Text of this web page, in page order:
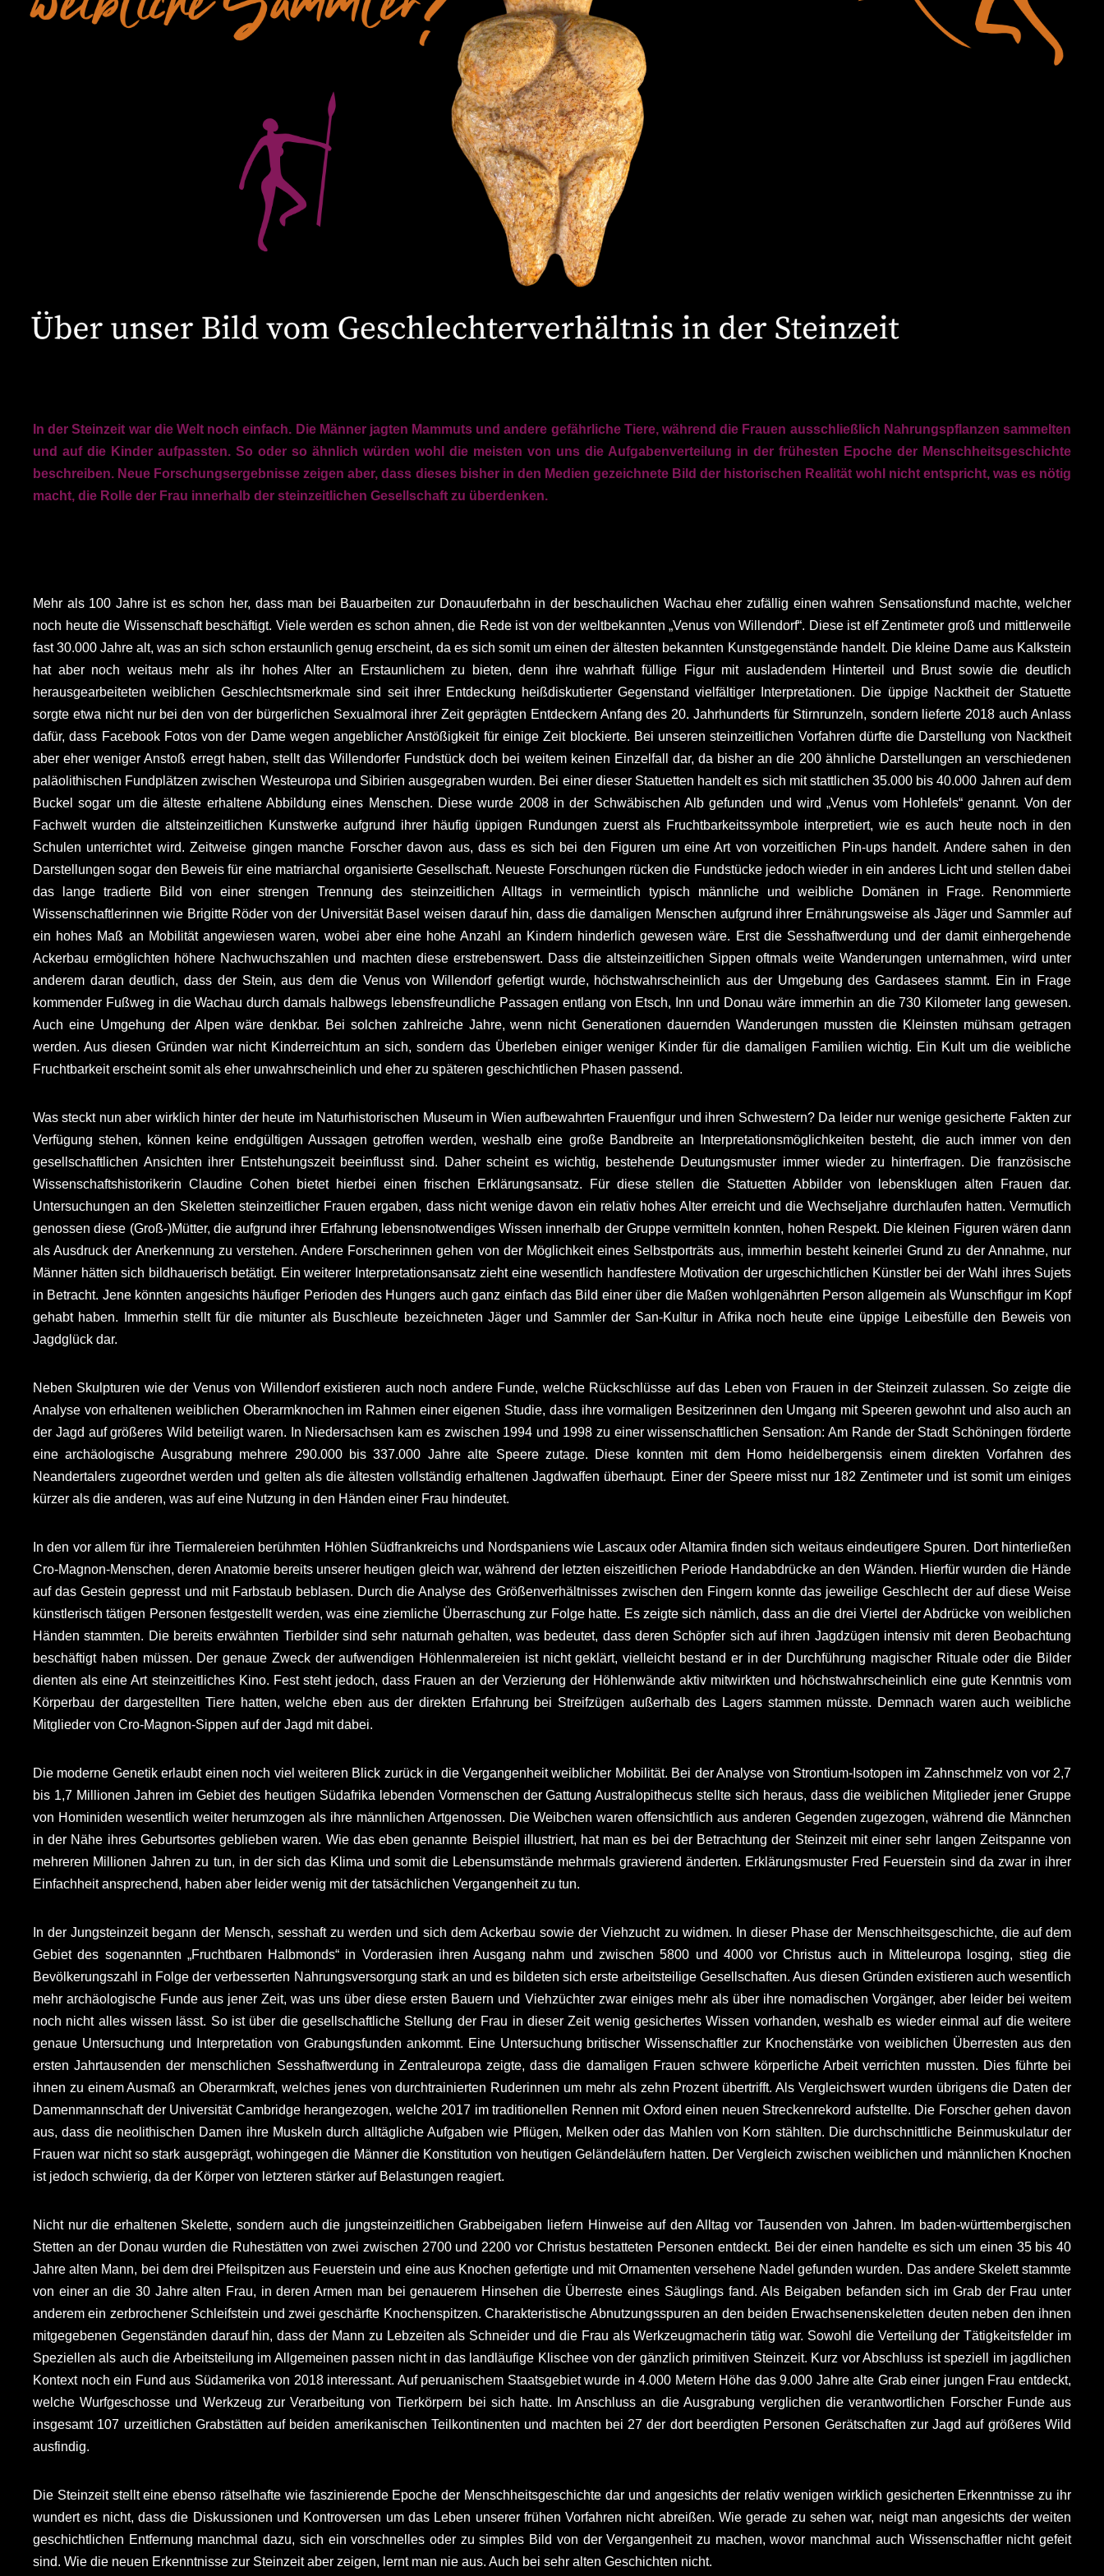
In der Steinzeit war die Welt noch einfach. Die Männer jagten Mammuts und andere gefährliche Tiere, während die Frauen ausschließlich Nahrungspflanzen sammelten
und auf die Kinder aufpassten. So oder so ähnlich würden wohl die meisten von uns die Aufgabenverteilung in der frühesten Epoche der Menschheitsgeschichte
beschreiben. Neue Forschungsergebnisse zeigen aber, dass dieses bisher in den Medien gezeichnete Bild der historischen Realität wohl nicht entspricht, was es nötig
macht, die Rolle der Frau innerhalb der steinzeitlichen Gesellschaft zu überdenken.
Mehr als 100 Jahre ist es schon her, dass man bei Bauarbeiten zur Donauuferbahn in der beschaulichen Wachau eher zufällig einen wahren Sensationsfund machte, welcher
noch heute die Wissenschaft beschäftigt. Viele werden es schon ahnen, die Rede ist von der weltbekannten „Venus von Willendorf“. Diese ist elf Zentimeter groß und mittlerweile
fast 30.000 Jahre alt, was an sich schon erstaunlich genug erscheint, da es sich somit um einen der ältesten bekannten Kunstgegenstände handelt. Die kleine Dame aus Kalkstein
hat aber noch weitaus mehr als ihr hohes Alter an Erstaunlichem zu bieten, denn ihre wahrhaft füllige Figur mit ausladendem Hinterteil und Brust sowie die deutlich
herausgearbeiteten weiblichen Geschlechtsmerkmale sind seit ihrer Entdeckung heißdiskutierter Gegenstand vielfältiger Interpretationen. Die üppige Nacktheit der Statuette
sorgte etwa nicht nur bei den von der bürgerlichen Sexualmoral ihrer Zeit geprägten Entdeckern Anfang des 20. Jahrhunderts für Stirnrunzeln, sondern lieferte 2018 auch Anlass
dafür, dass Facebook Fotos von der Dame wegen angeblicher Anstößigkeit für einige Zeit blockierte. Bei unseren steinzeitlichen Vorfahren dürfte die Darstellung von Nacktheit
aber eher weniger Anstoß erregt haben, stellt das Willendorfer Fundstück doch bei weitem keinen Einzelfall dar, da bisher an die 200 ähnliche Darstellungen an verschiedenen
paläolithischen Fundplätzen zwischen Westeuropa und Sibirien ausgegraben wurden. Bei einer dieser Statuetten handelt es sich mit stattlichen 35.000 bis 40.000 Jahren auf dem
Buckel sogar um die älteste erhaltene Abbildung eines Menschen. Diese wurde 2008 in der Schwäbischen Alb gefunden und wird „Venus vom Hohlefels“ genannt. Von der
Fachwelt wurden die altsteinzeitlichen Kunstwerke aufgrund ihrer häufig üppigen Rundungen zuerst als Fruchtbarkeitssymbole interpretiert, wie es auch heute noch in den
Schulen unterrichtet wird. Zeitweise gingen manche Forscher davon aus, dass es sich bei den Figuren um eine Art von vorzeitlichen Pin-ups handelt. Andere sahen in den
Darstellungen sogar den Beweis für eine matriarchal organisierte Gesellschaft. Neueste Forschungen rücken die Fundstücke jedoch wieder in ein anderes Licht und stellen dabei
das lange tradierte Bild von einer strengen Trennung des steinzeitlichen Alltags in vermeintlich typisch männliche und weibliche Domänen in Frage. Renommierte
Wissenschaftlerinnen wie Brigitte Röder von der Universität Basel weisen darauf hin, dass die damaligen Menschen aufgrund ihrer Ernährungsweise als Jäger und Sammler auf
ein hohes Maß an Mobilität angewiesen waren, wobei aber eine hohe Anzahl an Kindern hinderlich gewesen wäre. Erst die Sesshaftwerdung und der damit einhergehende
Ackerbau ermöglichten höhere Nachwuchszahlen und machten diese erstrebenswert. Dass die altsteinzeitlichen Sippen oftmals weite Wanderungen unternahmen, wird unter
anderem daran deutlich, dass der Stein, aus dem die Venus von Willendorf gefertigt wurde, höchstwahrscheinlich aus der Umgebung des Gardasees stammt. Ein in Frage
kommender Fußweg in die Wachau durch damals halbwegs lebensfreundliche Passagen entlang von Etsch, Inn und Donau wäre immerhin an die 730 Kilometer lang gewesen.
Auch eine Umgehung der Alpen wäre denkbar. Bei solchen zahlreiche Jahre, wenn nicht Generationen dauernden Wanderungen mussten die Kleinsten mühsam getragen
werden. Aus diesen Gründen war nicht Kinderreichtum an sich, sondern das Überleben einiger weniger Kinder für die damaligen Familien wichtig. Ein Kult um die weibliche
Fruchtbarkeit erscheint somit als eher unwahrscheinlich und eher zu späteren geschichtlichen Phasen passend.
Was steckt nun aber wirklich hinter der heute im Naturhistorischen Museum in Wien aufbewahrten Frauenfigur und ihren Schwestern? Da leider nur wenige gesicherte Fakten zur
Verfügung stehen, können keine endgültigen Aussagen getroffen werden, weshalb eine große Bandbreite an Interpretationsmöglichkeiten besteht, die auch immer von den
gesellschaftlichen Ansichten ihrer Entstehungszeit beeinflusst sind. Daher scheint es wichtig, bestehende Deutungsmuster immer wieder zu hinterfragen. Die französische
Wissenschaftshistorikerin Claudine Cohen bietet hierbei einen frischen Erklärungsansatz. Für diese stellen die Statuetten Abbilder von lebensklugen alten Frauen dar.
Untersuchungen an den Skeletten steinzeitlicher Frauen ergaben, dass nicht wenige davon ein relativ hohes Alter erreicht und die Wechseljahre durchlaufen hatten. Vermutlich
genossen diese (Groß-)Mütter, die aufgrund ihrer Erfahrung lebensnotwendiges Wissen innerhalb der Gruppe vermitteln konnten, hohen Respekt. Die kleinen Figuren wären dann
als Ausdruck der Anerkennung zu verstehen. Andere Forscherinnen gehen von der Möglichkeit eines Selbstporträts aus, immerhin besteht keinerlei Grund zu der Annahme, nur
Männer hätten sich bildhauerisch betätigt. Ein weiterer Interpretationsansatz zieht eine wesentlich handfestere Motivation der urgeschichtlichen Künstler bei der Wahl ihres Sujets
in Betracht. Jene könnten angesichts häufiger Perioden des Hungers auch ganz einfach das Bild einer über die Maßen wohlgenährten Person allgemein als Wunschfigur im Kopf
gehabt haben. Immerhin stellt für die mitunter als Buschleute bezeichneten Jäger und Sammler der San-Kultur in Afrika noch heute eine üppige Leibesfülle den Beweis von
Jagdglück dar.
Neben Skulpturen wie der Venus von Willendorf existieren auch noch andere Funde, welche Rückschlüsse auf das Leben von Frauen in der Steinzeit zulassen. So zeigte die
Analyse von erhaltenen weiblichen Oberarmknochen im Rahmen einer eigenen Studie, dass ihre vormaligen Besitzerinnen den Umgang mit Speeren gewohnt und also auch an
der Jagd auf größeres Wild beteiligt waren. In Niedersachsen kam es zwischen 1994 und 1998 zu einer wissenschaftlichen Sensation: Am Rande der Stadt Schöningen förderte
eine archäologische Ausgrabung mehrere 290.000 bis 337.000 Jahre alte Speere zutage. Diese konnten mit dem Homo heidelbergensis einem direkten Vorfahren des
Neandertalers zugeordnet werden und gelten als die ältesten vollständig erhaltenen Jagdwaffen überhaupt. Einer der Speere misst nur 182 Zentimeter und ist somit um einiges
kürzer als die anderen, was auf eine Nutzung in den Händen einer Frau hindeutet.
In den vor allem für ihre Tiermalereien berühmten Höhlen Südfrankreichs und Nordspaniens wie Lascaux oder Altamira finden sich weitaus eindeutigere Spuren. Dort hinterließen
Cro-Magnon-Menschen, deren Anatomie bereits unserer heutigen gleich war, während der letzten eiszeitlichen Periode Handabdrücke an den Wänden. Hierfür wurden die Hände
auf das Gestein gepresst und mit Farbstaub beblasen. Durch die Analyse des Größenverhältnisses zwischen den Fingern konnte das jeweilige Geschlecht der auf diese Weise
künstlerisch tätigen Personen festgestellt werden, was eine ziemliche Überraschung zur Folge hatte. Es zeigte sich nämlich, dass an die drei Viertel der Abdrücke von weiblichen
Händen stammten. Die bereits erwähnten Tierbilder sind sehr naturnah gehalten, was bedeutet, dass deren Schöpfer sich auf ihren Jagdzügen intensiv mit deren Beobachtung
beschäftigt haben müssen. Der genaue Zweck der aufwendigen Höhlenmalereien ist nicht geklärt, vielleicht bestand er in der Durchführung magischer Rituale oder die Bilder
dienten als eine Art steinzeitliches Kino. Fest steht jedoch, dass Frauen an der Verzierung der Höhlenwände aktiv mitwirkten und höchstwahrscheinlich eine gute Kenntnis vom
Körperbau der dargestellten Tiere hatten, welche eben aus der direkten Erfahrung bei Streifzügen außerhalb des Lagers stammen müsste. Demnach waren auch weibliche
Mitglieder von Cro-Magnon-Sippen auf der Jagd mit dabei.
Die moderne Genetik erlaubt einen noch viel weiteren Blick zurück in die Vergangenheit weiblicher Mobilität. Bei der Analyse von Strontium-Isotopen im Zahnschmelz von vor 2,7
bis 1,7 Millionen Jahren im Gebiet des heutigen Südafrika lebenden Vormenschen der Gattung Australopithecus stellte sich heraus, dass die weiblichen Mitglieder jener Gruppe
von Hominiden wesentlich weiter herumzogen als ihre männlichen Artgenossen. Die Weibchen waren offensichtlich aus anderen Gegenden zugezogen, während die Männchen
in der Nähe ihres Geburtsortes geblieben waren. Wie das eben genannte Beispiel illustriert, hat man es bei der Betrachtung der Steinzeit mit einer sehr langen Zeitspanne von
mehreren Millionen Jahren zu tun, in der sich das Klima und somit die Lebensumstände mehrmals gravierend änderten. Erklärungsmuster Fred Feuerstein sind da zwar in ihrer
Einfachheit ansprechend, haben aber leider wenig mit der tatsächlichen Vergangenheit zu tun.
In der Jungsteinzeit begann der Mensch, sesshaft zu werden und sich dem Ackerbau sowie der Viehzucht zu widmen. In dieser Phase der Menschheitsgeschichte, die auf dem
Gebiet des sogenannten „Fruchtbaren Halbmonds“ in Vorderasien ihren Ausgang nahm und zwischen 5800 und 4000 vor Christus auch in Mitteleuropa losging, stieg die
Bevölkerungszahl in Folge der verbesserten Nahrungsversorgung stark an und es bildeten sich erste arbeitsteilige Gesellschaften. Aus diesen Gründen existieren auch wesentlich
mehr archäologische Funde aus jener Zeit, was uns über diese ersten Bauern und Viehzüchter zwar einiges mehr als über ihre nomadischen Vorgänger, aber leider bei weitem
noch nicht alles wissen lässt. So ist über die gesellschaftliche Stellung der Frau in dieser Zeit wenig gesichertes Wissen vorhanden, weshalb es wieder einmal auf die weitere
genaue Untersuchung und Interpretation von Grabungsfunden ankommt. Eine Untersuchung britischer Wissenschaftler zur Knochenstärke von weiblichen Überresten aus den
ersten Jahrtausenden der menschlichen Sesshaftwerdung in Zentraleuropa zeigte, dass die damaligen Frauen schwere körperliche Arbeit verrichten mussten. Dies führte bei
ihnen zu einem Ausmaß an Oberarmkraft, welches jenes von durchtrainierten Ruderinnen um mehr als zehn Prozent übertrifft. Als Vergleichswert wurden übrigens die Daten der
Damenmannschaft der Universität Cambridge herangezogen, welche 2017 im traditionellen Rennen mit Oxford einen neuen Streckenrekord aufstellte. Die Forscher gehen davon
aus, dass die neolithischen Damen ihre Muskeln durch alltägliche Aufgaben wie Pflügen, Melken oder das Mahlen von Korn stählten. Die durchschnittliche Beinmuskulatur der
Frauen war nicht so stark ausgeprägt, wohingegen die Männer die Konstitution von heutigen Geländeläufern hatten. Der Vergleich zwischen weiblichen und männlichen Knochen
ist jedoch schwierig, da der Körper von letzteren stärker auf Belastungen reagiert.
Nicht nur die erhaltenen Skelette, sondern auch die jungsteinzeitlichen Grabbeigaben liefern Hinweise auf den Alltag vor Tausenden von Jahren. Im baden-württembergischen
Stetten an der Donau wurden die Ruhestätten von zwei zwischen 2700 und 2200 vor Christus bestatteten Personen entdeckt. Bei der einen handelte es sich um einen 35 bis 40
Jahre alten Mann, bei dem drei Pfeilspitzen aus Feuerstein und eine aus Knochen gefertigte und mit Ornamenten versehene Nadel gefunden wurden. Das andere Skelett stammte
von einer an die 30 Jahre alten Frau, in deren Armen man bei genauerem Hinsehen die Überreste eines Säuglings fand. Als Beigaben befanden sich im Grab der Frau unter
anderem ein zerbrochener Schleifstein und zwei geschärfte Knochenspitzen. Charakteristische Abnutzungsspuren an den beiden Erwachsenenskeletten deuten neben den ihnen
mitgegebenen Gegenständen darauf hin, dass der Mann zu Lebzeiten als Schneider und die Frau als Werkzeugmacherin tätig war. Sowohl die Verteilung der Tätigkeitsfelder im
Speziellen als auch die Arbeitsteilung im Allgemeinen passen nicht in das landläufige Klischee von der gänzlich primitiven Steinzeit. Kurz vor Abschluss ist speziell im jagdlichen
Kontext noch ein Fund aus Südamerika von 2018 interessant. Auf peruanischem Staatsgebiet wurde in 4.000 Metern Höhe das 9.000 Jahre alte Grab einer jungen Frau entdeckt,
welche Wurfgeschosse und Werkzeug zur Verarbeitung von Tierkörpern bei sich hatte. Im Anschluss an die Ausgrabung verglichen die verantwortlichen Forscher Funde aus
insgesamt 107 urzeitlichen Grabstätten auf beiden amerikanischen Teilkontinenten und machten bei 27 der dort beerdigten Personen Gerätschaften zur Jagd auf größeres Wild
ausfindig.
Die Steinzeit stellt eine ebenso rätselhafte wie faszinierende Epoche der Menschheitsgeschichte dar und angesichts der relativ wenigen wirklich gesicherten Erkenntnisse zu ihr
wundert es nicht, dass die Diskussionen und Kontroversen um das Leben unserer frühen Vorfahren nicht abreißen. Wie gerade zu sehen war, neigt man angesichts der weiten
geschichtlichen Entfernung manchmal dazu, sich ein vorschnelles oder zu simples Bild von der Vergangenheit zu machen, wovor manchmal auch Wissenschaftler nicht gefeit
sind. Wie die neuen Erkenntnisse zur Steinzeit aber zeigen, lernt man nie aus. Auch bei sehr alten Geschichten nicht.